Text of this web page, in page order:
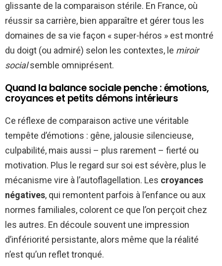
glissante de la comparaison stérile. En France, où
réussir sa carrière, bien apparaître et gérer tous les
domaines de sa vie façon « super-héros » est montré
du doigt (ou admiré) selon les contextes, le miroir
socialsemble omniprésent.
Quand la balance sociale penche : émotions,
croyances et petits démons intérieurs
Ce réflexe de comparaison active une véritable
tempête d’émotions : gêne, jalousie silencieuse,
culpabilité, mais aussi – plus rarement – fierté ou
motivation. Plus le regard sur soi est sévère, plus le
mécanisme vire à l’autoflagellation. Les croyances
négatives, qui remontent parfois à l’enfance ou aux
normes familiales, colorent ce que l’on perçoit chez
les autres. En découle souvent une impression
d’infériorité persistante, alors même que la réalité
n’est qu’un reflet tronqué.